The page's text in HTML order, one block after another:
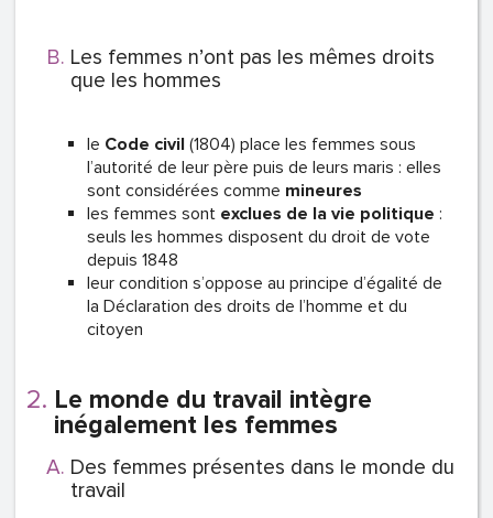
Les femmes n’ont pas les mêmes droits
que les hommes
le Code civil (1804) place les femmes sous
l’autorité de leur père puis de leurs maris : elles
sont considérées comme mineures
les femmes sont exclues de la vie politique :
seuls les hommes disposent du droit de vote
depuis 1848
leur condition s’oppose au principe d’égalité de
la Déclaration des droits de l’homme et du
citoyen
Le monde du travail intègre
inégalement les femmes
Des femmes présentes dans le monde du
travail